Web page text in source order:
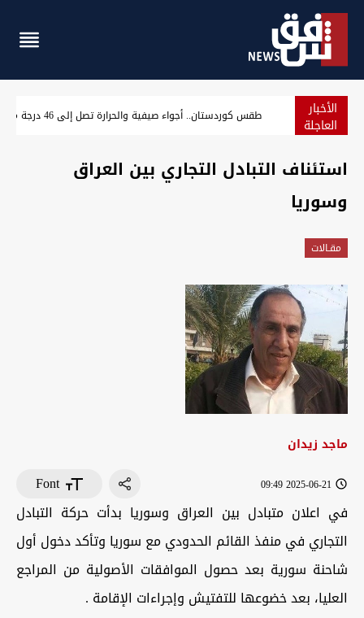
الأخبار
العاجلة
لشراء النفط العراقي طقس كوردستان.. أجواء صيفية والحرارة تصل
استئناف التبادل التجاري بين العراق
وسوريا
مقـالات
ماجد زيدان
2025-06-21 09:49
Font
في اعلان متبادل بين العراق وسوريا بدأت حركة التبادل
التجاري في منفذ القائم الحدودي مع سوريا وتأكد دخول أول
شاحنة سورية بعد حصول الموافقات الأصولية من المراجع
العليا، بعد خضوعها للتفتيش وإجراءات الإقامة .